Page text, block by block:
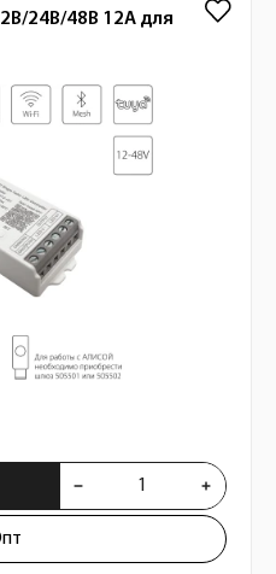
24В/48В 12A для